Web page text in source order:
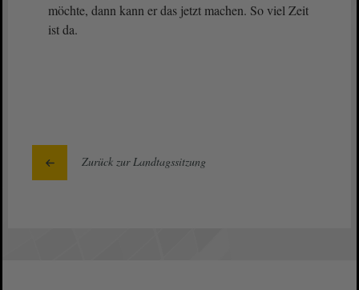
möchte, dann kann er das jetzt machen. So viel Zeit
ist da.
Zurück zur Landtagssitzung